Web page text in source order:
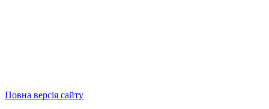
Повна версія сайту